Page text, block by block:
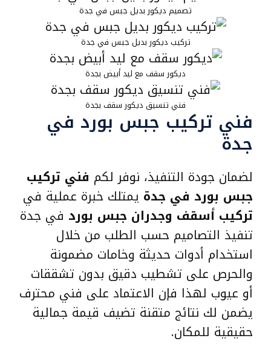
تصميم ديكور بديل جبس في جدة
تركيب ديكور بديل جبس في جدة
ديكور سقف مع ليد أبيض بجدة
فني تنسيق ديكور سقف بجدة
فني تركيب جبس بورد في
جدة
لضمان جودة التنفيذ، نوفر لكم فني تركيب
جبس بورد في جدة يمتلك خبرة عملية في
تركيب أسقف وجدران جبس بورد في جدة
تنفيذ التصاميم حسب الطلب من خلال
استخدام أدوات حديثة وخامات مضمونة
والحرص على تشطيب دقيق بدون تشققات
أو عيوب لهذا فإن الاعتماد على فني محترف
يضمن لك نتائج متقنة تضيف قيمة جمالية
حقيقية للمكان.